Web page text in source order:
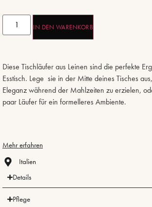
IN DEN WARENKORB
Diese Tischläufer aus Leinen sind die perfekte
Esstisch. Lege sie in der Mitte deines Tisches
Eleganz während der Mahlzeiten zu erzielen,
paar Läufer für ein formelleres Ambiente.
Mehr erfahren
Italien
Details
Pflege